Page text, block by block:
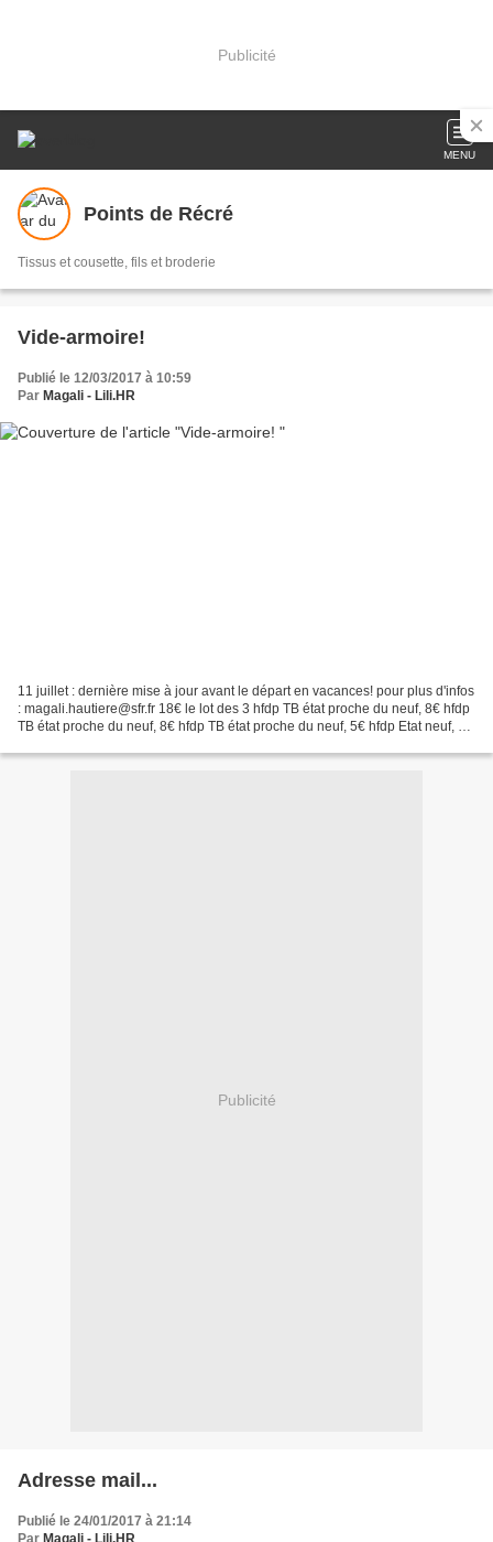
Publicité
MENU
Points de Récré
Tissus et cousette, fils et broderie
Vide-armoire!
Publié le 12/03/2017 à 10:59
Par Magali - Lili.HR
11 juillet : dernière mise à jour avant le départ en vacances! pour plus d'infos
: magali.hautiere@sfr.fr 18€ le lot des 3 hfdp TB état proche du neuf, 8€ hfdp
TB état proche du neuf, 8€ hfdp TB état proche du neuf, 5€ hfdp Etat neuf, 6€
Publicité
Adresse mail...
Publié le 24/01/2017 à 21:14
Par Magali - Lili.HR